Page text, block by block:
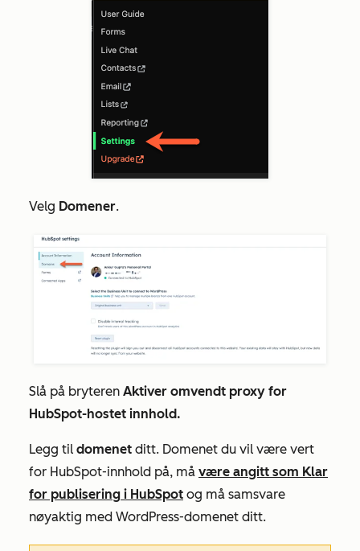
Velg Domener.
Slå på bryteren Aktiver omvendt proxy for
HubSpot-hostet innhold.
Legg til domenet ditt. Domenet du vil være vert
for HubSpot-innhold på, må være angitt som Klar
for publisering i HubSpot og må samsvare
nøyaktig med WordPress-domenet ditt.